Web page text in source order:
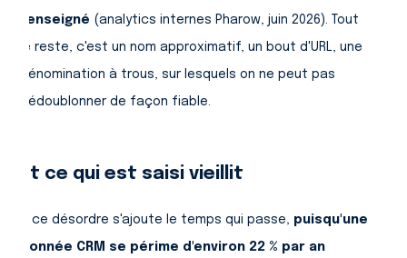
renseigné (analytics internes Pharow, juin 2026). Tout
le reste, c'est un nom approximatif, un bout d'URL, une
dénomination à trous, sur lesquels on ne peut pas
dédoublonner de façon fiable.
Et ce qui est saisi vieillit
À ce désordre s'ajoute le temps qui passe, puisqu'une
donnée CRM se périme d'environ 22 % par an